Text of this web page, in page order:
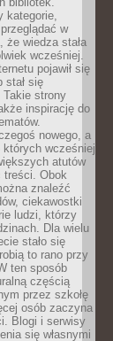
kategorie,
w
że wiedza stała
wcześniej.
pojawił się
stał się
Takie strony
inspirację do
nowego, a
wcześniej
atutów
treści. Obok
znaleźć
ciekawostki
ludzi, którzy
Dla wielu
stało się
to rano przy
ten sposób
częścią
przez szkołę
osób zaczyna
Blogi i serwisy
się własnymi